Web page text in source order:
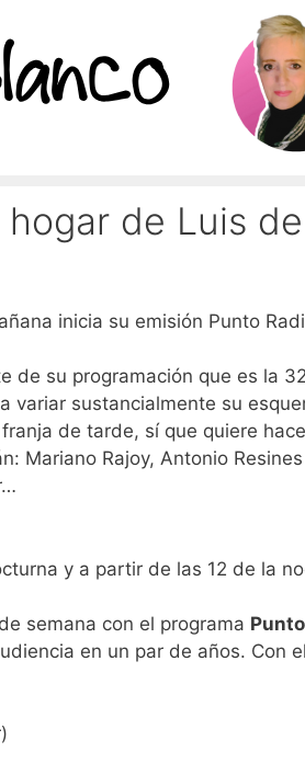
de Luis
inicia su emisión Punto
de su programación que es la
variar sustancialmente su
de tarde, sí que quiere
Mariano Rajoy, Antonio
y a partir de las 12 de la
semana con el programa
en un par de años. Con